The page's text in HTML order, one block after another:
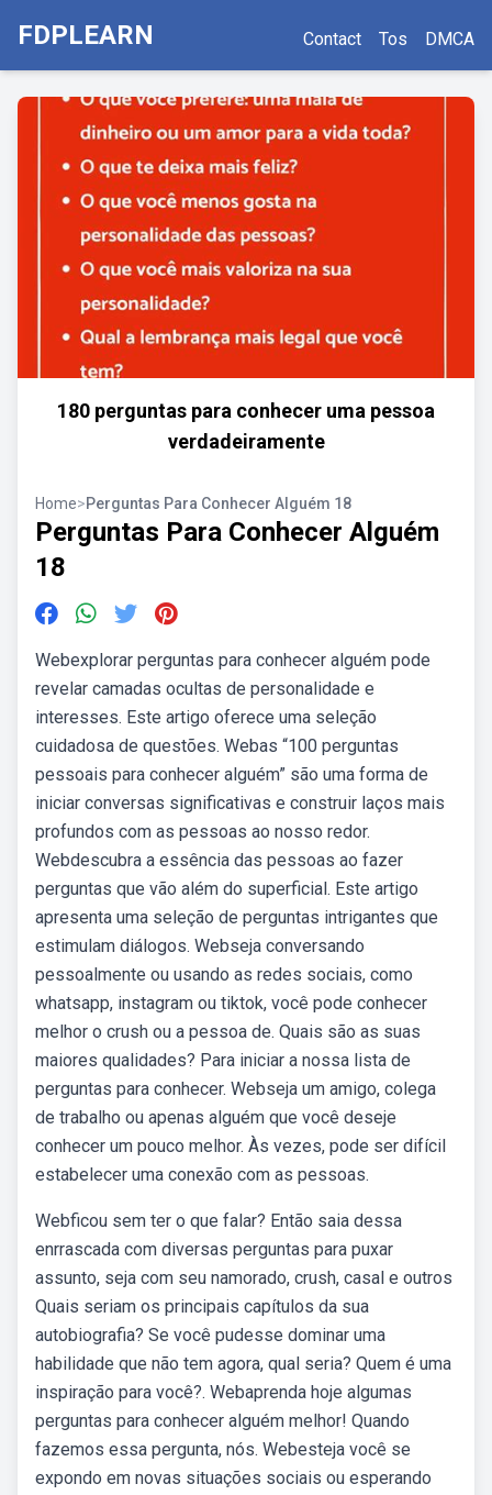
FDPLEARN Contact Tos DMCA
180 perguntas para conhecer uma pessoa
verdadeiramente
Home>Perguntas Para Conhecer Alguém 18
Perguntas Para Conhecer Alguém
18
Webexplorar perguntas para conhecer alguém pode
revelar camadas ocultas de personalidade e
interesses. Este artigo oferece uma seleção
cuidadosa de questões. Webas “100 perguntas
pessoais para conhecer alguém” são uma forma de
iniciar conversas significativas e construir laços mais
profundos com as pessoas ao nosso redor.
Webdescubra a essência das pessoas ao fazer
perguntas que vão além do superficial. Este artigo
apresenta uma seleção de perguntas intrigantes que
estimulam diálogos. Webseja conversando
pessoalmente ou usando as redes sociais, como
whatsapp, instagram ou tiktok, você pode conhecer
melhor o crush ou a pessoa de. Quais são as suas
maiores qualidades? Para iniciar a nossa lista de
perguntas para conhecer. Webseja um amigo, colega
de trabalho ou apenas alguém que você deseje
conhecer um pouco melhor. Às vezes, pode ser difícil
estabelecer uma conexão com as pessoas.
Webficou sem ter o que falar? Então saia dessa
enrrascada com diversas perguntas para puxar
assunto, seja com seu namorado, crush, casal e outros
Quais seriam os principais capítulos da sua
autobiografia? Se você pudesse dominar uma
habilidade que não tem agora, qual seria? Quem é uma
inspiração para você?. Webaprenda hoje algumas
perguntas para conhecer alguém melhor! Quando
fazemos essa pergunta, nós. Webesteja você se
expondo em novas situações sociais ou esperando